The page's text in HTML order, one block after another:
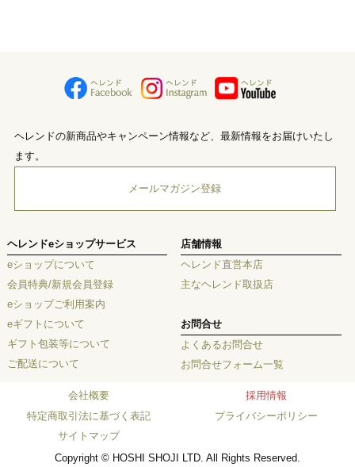
ヘレンドの新商品やキャンペーン情報など、最新情報をお届けいたし
ます。
メールマガジン登録
ヘレンドeショップサービス
eショップについて
会員特典/新規会員登録
eショップご利用案内
eギフトについて
ギフト包装等について
ご配送について
店舗情報
ヘレンド直営本店
主なヘレンド取扱店
お問合せ
よくあるお問合せ
お問合せフォーム一覧
会社概要
採用情報
特定商取引法に基づく表記
プライバシーポリシー
サイトマップ
Copyright © HOSHI SHOJI LTD. All Rights Reserved.